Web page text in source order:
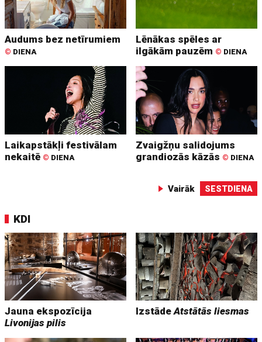
Audums bez netīrumiem
© DIENA
Lēnākas spēles ar
ilgākām pauzēm © DIENA
Laikapstākļi festivālam
nekaitē © DIENA
Zvaigžņu salidojums
grandiozās kāzās © DIENA
Vairāk SESTDIENA
KDI
Jauna ekspozīcija
Livonijas pilis
IzstādeAtstātās liesmas